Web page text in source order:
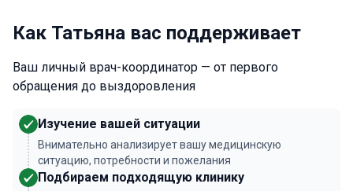
Как Татьяна вас поддерживает
Ваш личный врач-координатор — от первого
обращения до выздоровления
Изучение вашей ситуации
Внимательно анализирует вашу медицинскую
ситуацию, потребности и пожелания
Подбираем подходящую клинику